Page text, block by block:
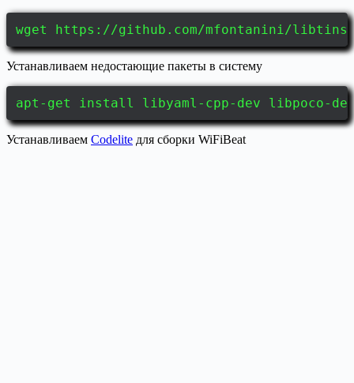
wget https://github.com/mfontanini/
Устанавливаем недостающие пакеты в систему
apt-get install libyaml-cpp-dev libpoco-
Устанавливаем Codelite для сборки WiFiBeat